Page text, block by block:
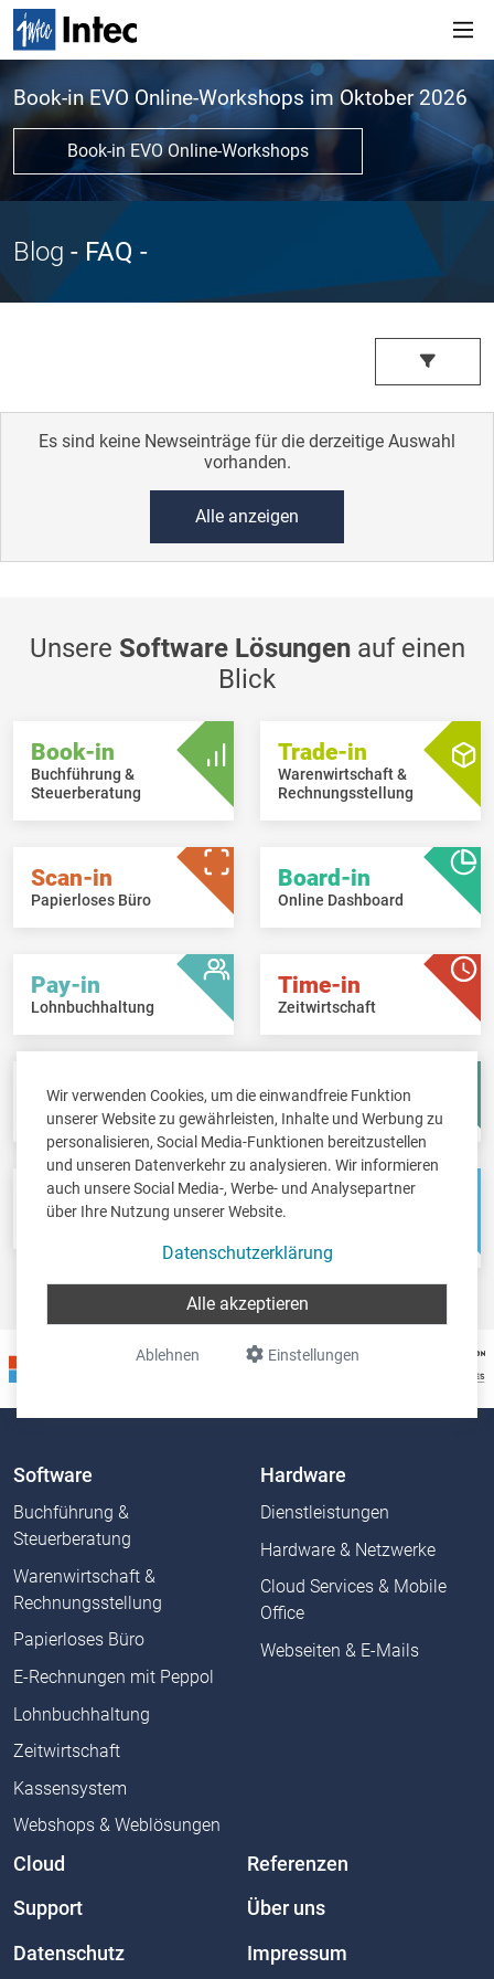
Wir verwenden Cookies, um die einwandfreie Funktion
unserer Website zu gewährleisten, Inhalte und Werbung zu
personalisieren, Social Media-Funktionen bereitzustellen
und unseren Datenverkehr zu analysieren. Wir informieren
auch unsere Social Media-, Werbe- und Analysepartner
über Ihre Nutzung unserer Website.
Datenschutzerklärung
Einstellungen
Ablehnen
Alle akzeptieren
Book-in EVO Online-Workshops im Oktober 2026
Book-in EVO Online-Workshops
Blog - FAQ -
Es sind keine Newseinträge für die derzeitige Auswahl
vorhanden.
Alle anzeigen
Unsere Software Lösungenauf einen
Blick
Book-in
Buchführung &
Steuerberatung
Trade-in
Warenwirtschaft &
Rechnungsstellung
Scan-in
Papierloses Büro
Board-in
Online Dashboard
Pay-in
Lohnbuchhaltung
Time-in
Zeitwirtschaft
Fisc-in
Steuererklärungen
Account-in
Jahresabschlüsse
Pos-in
Kassensystem
Net-in
Webshops &
Software
Buchführung &
Steuerberatung
Warenwirtschaft &
Rechnungsstellung
Papierloses Büro
E-Rechnungen mit Peppol
Lohnbuchhaltung
Zeitwirtschaft
Kassensystem
Webshops & Weblösungen
Hardware
Dienstleistungen
Hardware & Netzwerke
Cloud Services & Mobile
Office
Webseiten & E-Mails
Cloud Referenzen
Support Über uns
Datenschutz Impressum